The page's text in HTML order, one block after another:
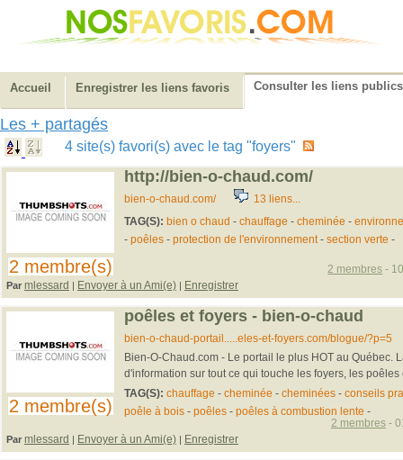
Accueil Enregistrer les liens favoris Consulter les liens publics
Les + partagés
4 site(s) favori(s) avec le tag "foyers"
2 membre(s)
http://bien-o-chaud.com/
bien-o-chaud.com/ 13 liens...
TAG(S): bien o chaud - chauffage - cheminée -
- poêles- protection de l'environnement- section verte -
Par mlessard | Envoyer à un Ami(e) | Enregistrer
2 membres -
2 membre(s)
poêles et foyers - bien-o-chaud
bien-o-chaud-portail.....eles-et-foyers.com/blogue/?p=5
Bien-O-Chaud.com - Le portail le plus HOT au Québec.
d'information sur tout ce qui touche les foyers, les poêles
TAG(S): chauffage - cheminée - cheminées- conseils
poêle à bois- poêles- poêles à combustion lente -
Par mlessard | Envoyer à un Ami(e) | Enregistrer
2 membres-